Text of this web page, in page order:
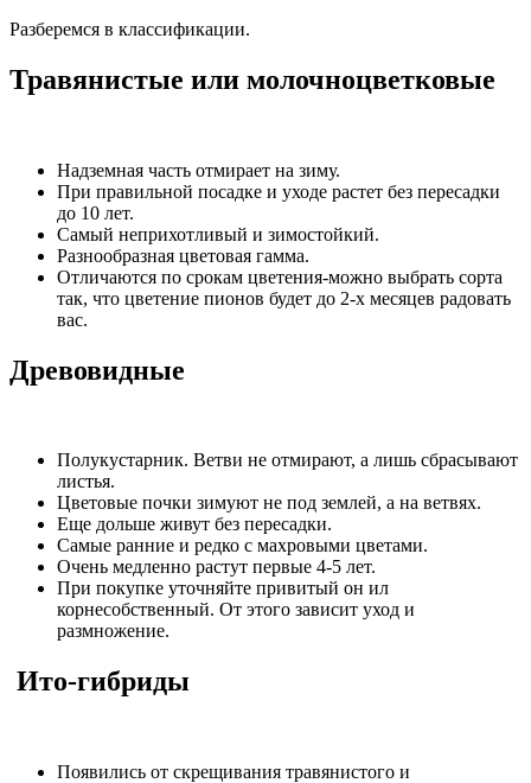
Разберемся в классификации.
Травянистые или молочноцветковые
Надземная часть отмирает на зиму.
При правильной посадке и уходе растет без пересадки
до 10 лет.
Самый неприхотливый и зимостойкий.
Разнообразная цветовая гамма.
Отличаются по срокам цветения-можно выбрать сорта
так, что цветение пионов будет до 2-х месяцев радовать
вас.
Древовидные
Полукустарник. Ветви не отмирают, а лишь сбрасывают
листья.
Цветовые почки зимуют не под землей, а на ветвях.
Еще дольше живут без пересадки.
Самые ранние и редко с махровыми цветами.
Очень медленно растут первые 4-5 лет.
При покупке уточняйте привитый он ил
корнесобственный. От этого зависит уход и
размножение.
Ито-гибриды
Появились от скрещивания травянистого и